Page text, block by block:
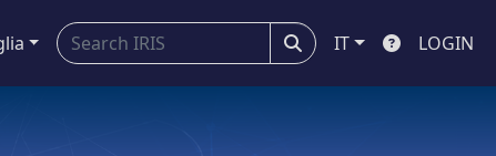
IT LOGIN